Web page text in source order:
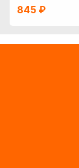
845 ₽